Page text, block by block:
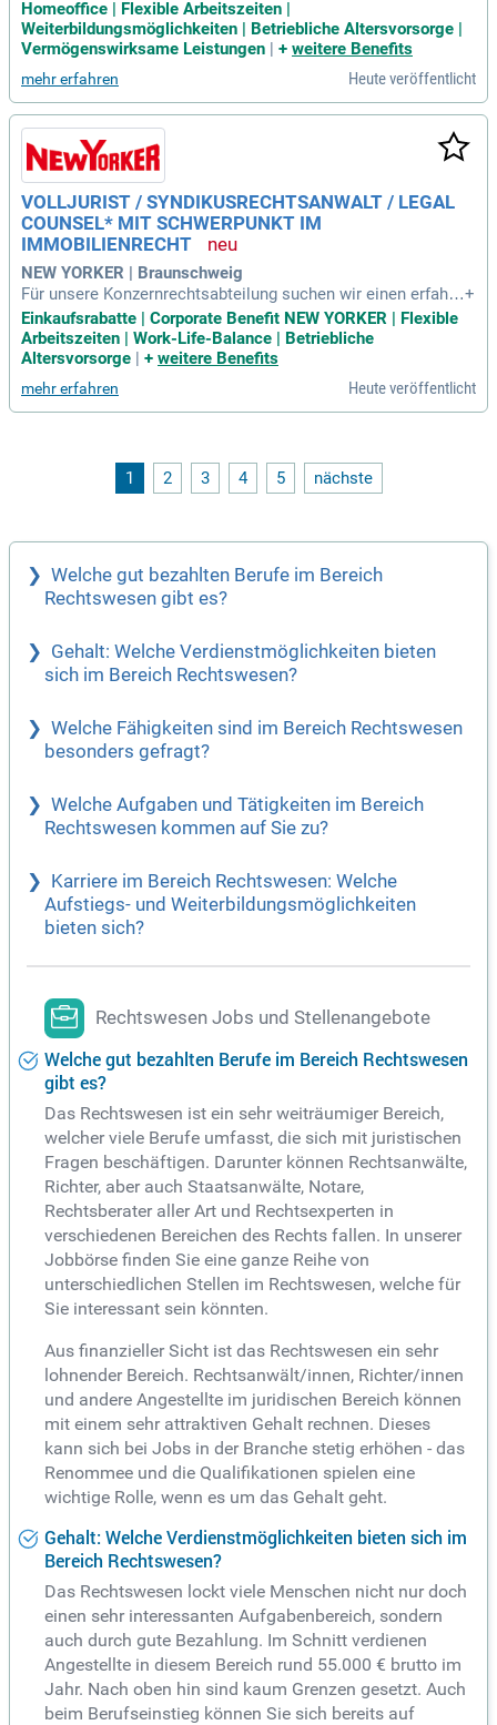
mit erstem und zweitem Staatsexamen mit dem Schwerpun
kt Arbeitsrecht; Fundierte Kenntnisse im Arbeits-, Personalv
ertretungs- und Betriebsverfassungsrecht; Mehrjährige Erfah
rung in der Gestaltung
Homeoffice | Flexible Arbeitszeiten |
Weiterbildungsmöglichkeiten | Betriebliche Altersvorsorge |
Vermögenswirksame Leistungen | + weitere Benefits
mehr erfahren Heute veröffentlicht
VOLLJURIST / SYNDIKUSRECHTSANWALT / LEGAL
COUNSEL* MIT SCHWERPUNKT IM
IMMOBILIENRECHT
NEW YORKER | Braunschweig
Für unsere Konzernrechtsabteilung suchen wir einen erfahre
nen Volljuristen / Syndikusrechtsanwalt* mit Schwerpunkt i
m Immobilienrecht, der perspektivisch eine zentrale Rolle in
der rechtlichen Begleitung unserer nationalen und internatio
nalen Filialexpansion
+
Einkaufsrabatte | Corporate Benefit NEW YORKER | Flexible
Arbeitszeiten | Work-Life-Balance | Betriebliche
Altersvorsorge | + weitere Benefits
mehr erfahren Heute veröffentlicht
1 2 3 4 5 nächste
Welche gut bezahlten Berufe im Bereich
Rechtswesen gibt es?
Gehalt: Welche Verdienstmöglichkeiten bieten
sich im Bereich Rechtswesen?
Welche Fähigkeiten sind im Bereich Rechtswesen
besonders gefragt?
Welche Aufgaben und Tätigkeiten im Bereich
Rechtswesen kommen auf Sie zu?
Karriere im Bereich Rechtswesen: Welche
Aufstiegs- und Weiterbildungsmöglichkeiten
bieten sich?
Rechtswesen Jobs und Stellenangebote
Welche gut bezahlten Berufe im Bereich Rechtswesen
gibt es?
Das Rechtswesen ist ein sehr weiträumiger Bereich,
welcher viele Berufe umfasst, die sich mit juristischen
Fragen beschäftigen. Darunter können Rechtsanwälte,
Richter, aber auch Staatsanwälte, Notare,
Rechtsberater aller Art und Rechtsexperten in
verschiedenen Bereichen des Rechts fallen. In unserer
Jobbörse finden Sie eine ganze Reihe von
unterschiedlichen Stellen im Rechtswesen, welche für
Sie interessant sein könnten.
Aus finanzieller Sicht ist das Rechtswesen ein sehr
lohnender Bereich. Rechtsanwält/innen, Richter/innen
und andere Angestellte im juridischen Bereich können
mit einem sehr attraktiven Gehalt rechnen. Dieses
kann sich bei Jobs in der Branche stetig erhöhen - das
Renommee und die Qualifikationen spielen eine
wichtige Rolle, wenn es um das Gehalt geht.
Gehalt: Welche Verdienstmöglichkeiten bieten sich im
Bereich Rechtswesen?
Das Rechtswesen lockt viele Menschen nicht nur doch
einen sehr interessanten Aufgabenbereich, sondern
auch durch gute Bezahlung. Im Schnitt verdienen
Angestellte in diesem Bereich rund 55.000 € brutto im
Jahr. Nach oben hin sind kaum Grenzen gesetzt. Auch
beim Berufseinstieg können Sie sich bereits auf